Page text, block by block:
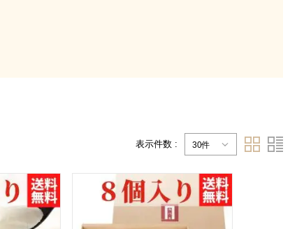
表示件数 : 30件